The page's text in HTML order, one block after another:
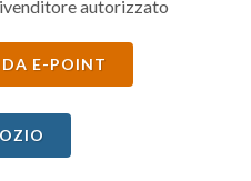
autorizzato
E-POINT